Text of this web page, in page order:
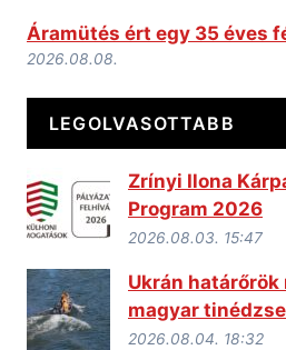
Áramütés ért egy 35 éves
2026.08.08.
LEGOLVASOTTABB
Zrínyi Ilona
Program 2026
2026.08.03. 15:47
Ukrán
magyar
2026.08.04. 18:32